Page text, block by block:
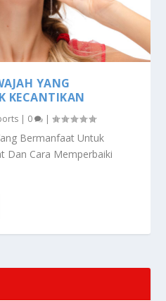
YANG
KECANTIKAN
| 0 |
Bermanfaat Untuk
Dan Cara Memperbaiki